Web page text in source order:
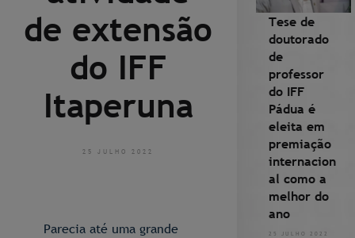
de extensão
do IFF
Itaperuna
25 JULHO 2022
Parecia até uma grande
Tese de
doutorado
de
professor
do IFF
Pádua é
eleita em
premiação
internacion
al como a
melhor do
ano
25 JULHO 2022